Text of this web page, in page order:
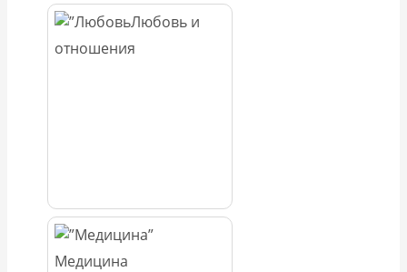
Любовь и
отношения
Медицина